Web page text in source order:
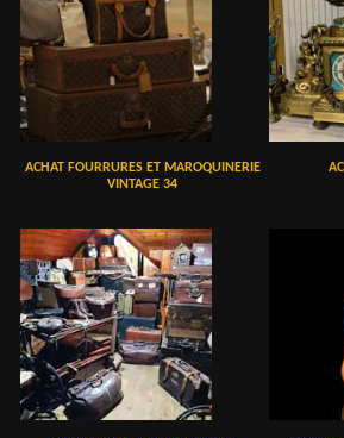
ACHAT FOURRURES ET MAROQUINERIE
VINTAGE 34